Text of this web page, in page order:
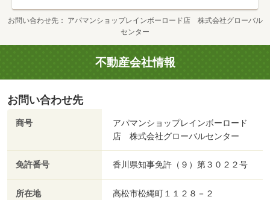
お問い合わせ先
アパマンショップレインボーロード店 株式会社グローバル
センター
不動産会社情報
お問い合わせ先
商号
アパマンショップレインボーロード
店 株式会社グローバルセンター
免許番号 香川県知事免許（９）第３０２２号
所在地 高松市松縄町１１２８－２